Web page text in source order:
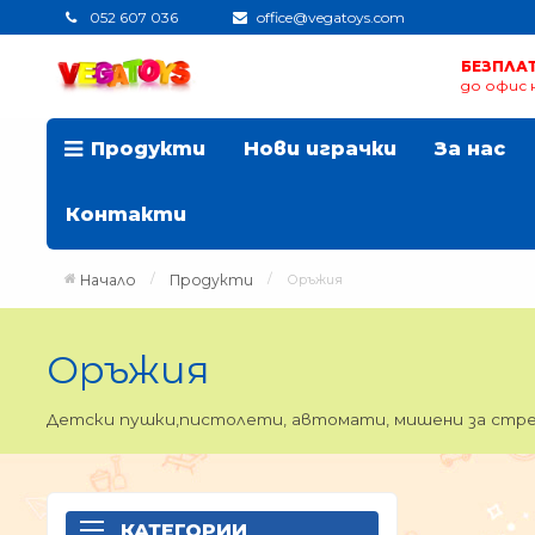
052 607 036 office@vegatoys.com
до офис
Продукти Нови играчки За нас
Контакти
Начало Продукти Оръжия
Оръжия
Детски пушки,пистолети, автомати, мишени за